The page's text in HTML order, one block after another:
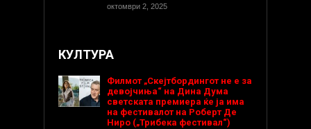
октомври 2, 2025
КУЛТУРА
Филмот „Скејтбордингот не е за
девојчиња“ на Дина Дума
светската премиера ќе ја има
на фестивалот на Роберт Де
Ниро („Трибека фестивал“)